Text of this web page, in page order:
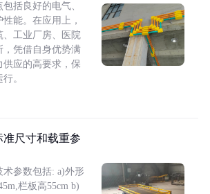
括良好的电气、
能。在应用上，
、工业厂房、医院
，凭借自身优势满
供应的高要求，保
。
准尺寸和载重参
术参数包括: a)外形
栏板高55cm b)